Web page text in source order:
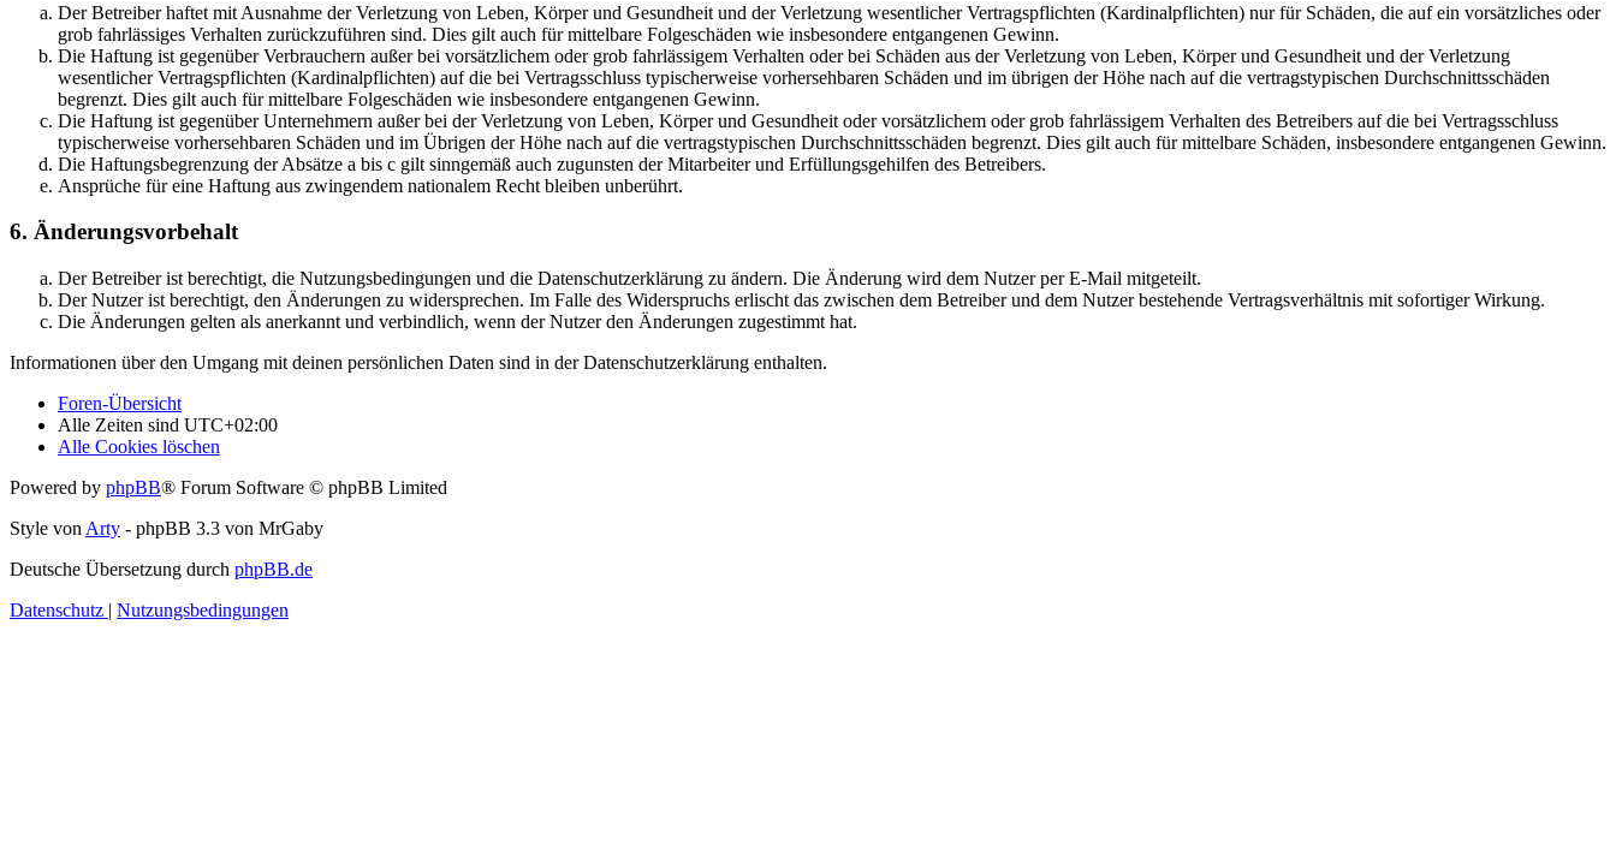
Der Betreiber haftet mit Ausnahme der Verletzung von Leben, Körper und Gesundheit und der Verletzung wesentlicher Vertragspflichten (Kardinalpflichten) nur für Schäden, die auf ein vorsätzliches oder
grob fahrlässiges Verhalten zurückzuführen sind. Dies gilt auch für mittelbare Folgeschäden wie insbesondere entgangenen Gewinn.
Die Haftung ist gegenüber Verbrauchern außer bei vorsätzlichem oder grob fahrlässigem Verhalten oder bei Schäden aus der Verletzung von Leben, Körper und Gesundheit und der Verletzung
wesentlicher Vertragspflichten (Kardinalpflichten) auf die bei Vertragsschluss typischerweise vorhersehbaren Schäden und im übrigen der Höhe nach auf die vertragstypischen Durchschnittsschäden
begrenzt. Dies gilt auch für mittelbare Folgeschäden wie insbesondere entgangenen Gewinn.
Die Haftung ist gegenüber Unternehmern außer bei der Verletzung von Leben, Körper und Gesundheit oder vorsätzlichem oder grob fahrlässigem Verhalten des Betreibers auf die bei Vertragsschluss
typischerweise vorhersehbaren Schäden und im Übrigen der Höhe nach auf die vertragstypischen Durchschnittsschäden begrenzt. Dies gilt auch für mittelbare Schäden, insbesondere entgangenen Gewinn.
Die Haftungsbegrenzung der Absätze a bis c gilt sinngemäß auch zugunsten der Mitarbeiter und Erfüllungsgehilfen des Betreibers.
Ansprüche für eine Haftung aus zwingendem nationalem Recht bleiben unberührt.
6. Änderungsvorbehalt
Der Betreiber ist berechtigt, die Nutzungsbedingungen und die Datenschutzerklärung zu ändern. Die Änderung wird dem Nutzer per E-Mail mitgeteilt.
Der Nutzer ist berechtigt, den Änderungen zu widersprechen. Im Falle des Widerspruchs erlischt das zwischen dem Betreiber und dem Nutzer bestehende Vertragsverhältnis mit sofortiger Wirkung.
Die Änderungen gelten als anerkannt und verbindlich, wenn der Nutzer den Änderungen zugestimmt hat.
Informationen über den Umgang mit deinen persönlichen Daten sind in der Datenschutzerklärung enthalten.
Foren-Übersicht
Alle Zeiten sind UTC+02:00
Alle Cookies löschen
Powered by phpBB® Forum Software © phpBB Limited
Style von Arty - phpBB 3.3 von MrGaby
Deutsche Übersetzung durch phpBB.de
Datenschutz | Nutzungsbedingungen